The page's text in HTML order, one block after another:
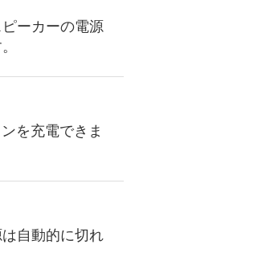
ーカーの電源
を充電できま
自動的に切れ